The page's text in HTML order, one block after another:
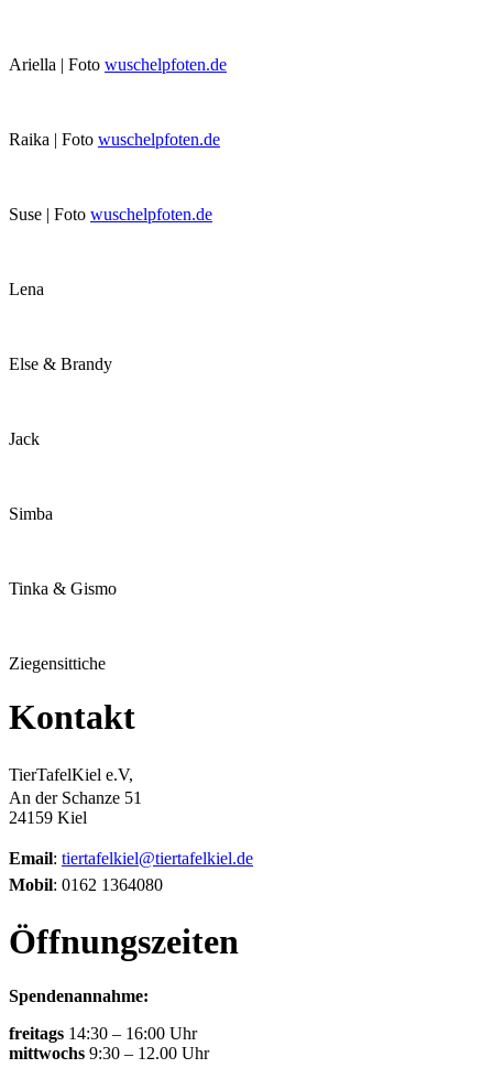
Ariella | Foto wuschelpfoten.de
Raika | Foto wuschelpfoten.de
Suse | Foto wuschelpfoten.de
Lena
Else & Brandy
Jack
Simba
Tinka & Gismo
Ziegensittiche
Kontakt
TierTafelKiel e.V,
An der Schanze 51
24159 Kiel
Email: tiertafelkiel@tiertafelkiel.de
Mobil: 0162 1364080
Öffnungszeiten
Spendenannahme:
freitags 14:30 – 16:00 Uhr
mittwochs 9:30 – 12.00 Uhr